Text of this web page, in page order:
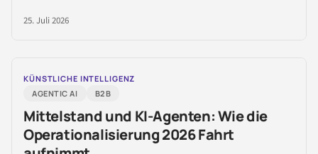
25. Juli 2026
KÜNSTLICHE INTELLIGENZ
AGENTIC AI
B2B
Mittelstand und KI-Agenten: Wie die
Operationalisierung 2026 Fahrt